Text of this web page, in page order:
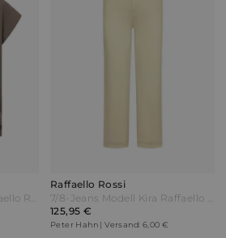
Rundhals-Shirt Grit Raffaello Rossi braun
Raffaello Rossi
7/8-Jeans Modell Kira Raffaello Rossi gelb
125,95 €
Peter Hahn | Versand: 6,00 €